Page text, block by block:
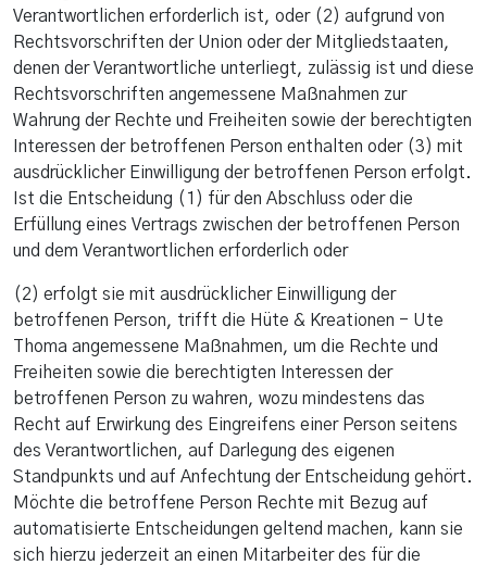
Verantwortlichen erforderlich ist, oder (2) aufgrund von
Rechtsvorschriften der Union oder der Mitgliedstaaten,
denen der Verantwortliche unterliegt, zulässig ist und diese
Rechtsvorschriften angemessene Maßnahmen zur
Wahrung der Rechte und Freiheiten sowie der berechtigten
Interessen der betroffenen Person enthalten oder (3) mit
ausdrücklicher Einwilligung der betroffenen Person erfolgt.
Ist die Entscheidung (1) für den Abschluss oder die
Erfüllung eines Vertrags zwischen der betroffenen Person
und dem Verantwortlichen erforderlich oder
(2) erfolgt sie mit ausdrücklicher Einwilligung der
betroffenen Person, trifft die Hüte & Kreationen - Ute
Thoma angemessene Maßnahmen, um die Rechte und
Freiheiten sowie die berechtigten Interessen der
betroffenen Person zu wahren, wozu mindestens das
Recht auf Erwirkung des Eingreifens einer Person seitens
des Verantwortlichen, auf Darlegung des eigenen
Standpunkts und auf Anfechtung der Entscheidung gehört.
Möchte die betroffene Person Rechte mit Bezug auf
automatisierte Entscheidungen geltend machen, kann sie
sich hierzu jederzeit an einen Mitarbeiter des für die